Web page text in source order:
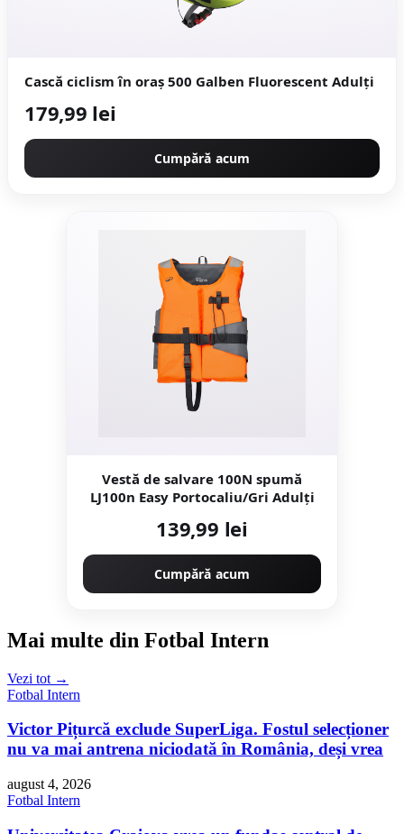
Cască ciclism în oraș 500 Galben Fluorescent Adulți
179,99 lei
Cumpără acum
Vestă de salvare 100N spumă
LJ100n Easy Portocaliu/Gri Adulți
139,99 lei
Cumpără acum
Mai multe din Fotbal Intern
Vezi tot →
Fotbal Intern
Victor Pițurcă exclude SuperLiga. Fostul selecționer
nu va mai antrena niciodată în România, deși vrea
august 4, 2026
Fotbal Intern